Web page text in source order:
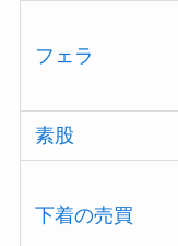
フェラ
素股
下着の売買